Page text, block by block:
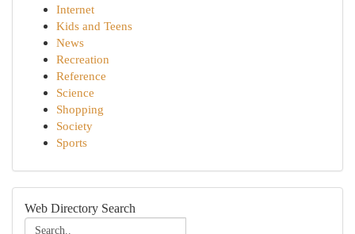
Internet
Kids and Teens
News
Recreation
Reference
Science
Shopping
Society
Sports
Web Directory Search